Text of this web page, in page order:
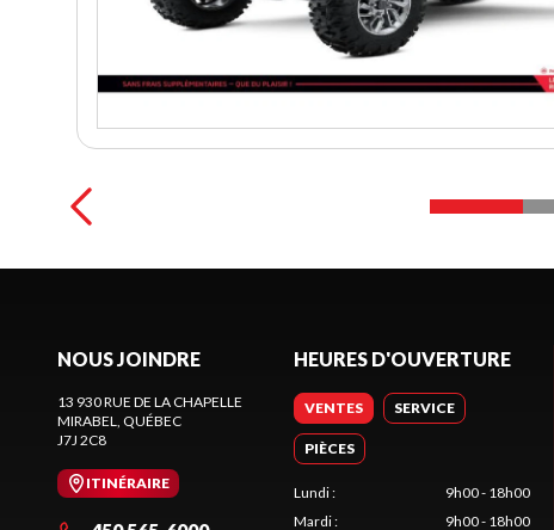
NOUS JOINDRE
13 930 RUE DE LA CHAPELLE
MIRABEL
, QUÉBEC
J7J 2C8
ITINÉRAIRE
HEURES D'OUVERTURE
VENTES SERVICE
PIÈCES
Lundi:
9h00 - 18h00
Mardi: 9h00 - 18h00